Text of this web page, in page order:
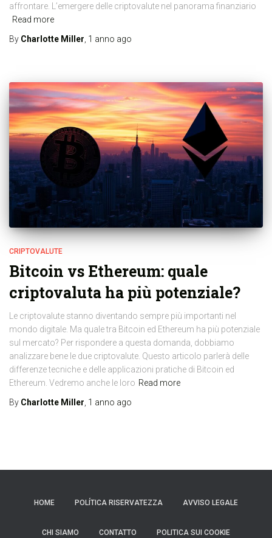
affrontare. L’emergere delle criptovalute nel panorama finanziario
Read more
By Charlotte Miller 1 anno ago
CRIPTOVALUTE
Bitcoin vs Ethereum: quale
criptovaluta ha più potenziale?
Le criptovalute stanno diventando sempre più importanti nel
mondo digitale. Ma quale tra Bitcoin ed Ethereum ha più potenziale
sul mercato? Per rispondere a questa domanda, dobbiamo
analizzare bene le due criptovalute. Questo articolo parlerà delle
differenze tecniche e delle applicazioni pratiche di Bitcoin ed
Ethereum. Vedremo anche le loro Read more
By Charlotte Miller 1 anno ago
HOME POLÍTICA RISERVATEZZA AVVISO LEGALE
CHI SIAMO CONTATTO POLITICA SUI COOKIE